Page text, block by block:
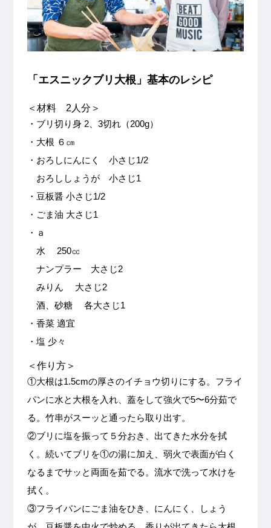
「エスニックブリ大根」基本のレシピ
＜材料 2人分＞
・ブリ切り身 2、3切れ（200g）
・大根 ６㎝
・おろしにんにく 小さじ1/2
おろししょうが 小さじ1
・豆板醤 小さじ1/2
・ごま油 大さじ1
・ａ
水 250㏄
ナンプラー 大さじ2
みりん 大さじ2
酒、砂糖 各大さじ1
・香菜 適宜
・塩 少々
＜作り方＞
①大根は1.5cmの厚さのイチョウ切りにする。フライ
パンに水と大根を入れ、蓋をして強火で5〜6分茹で
る。竹串がスーッと通ったら取り出す。
②ブリに塩を振って５分おき、出てきた水分を拭
く。続いてブリを①の湯に加え、弱火で表面が白く
なるまでサッと両面を茹でる。流水で洗って水けを
拭く。
③フライパンにごま油をひき、にんにく、しょう